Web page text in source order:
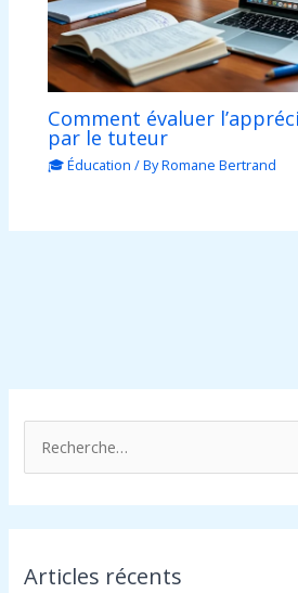
Comment évaluer
par le tuteur
🎓 Éducation / ByRomane Bertrand
e
Articles récents